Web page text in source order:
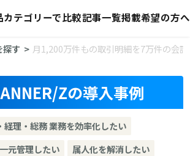
カテゴリーで比較記事一覧掲載希望の方へ
探す 月1,200万件もの取引明細を7万件の会
Zの導入事例
経理・総務 業務を効率化したい
元管理したい
属人化を解消したい